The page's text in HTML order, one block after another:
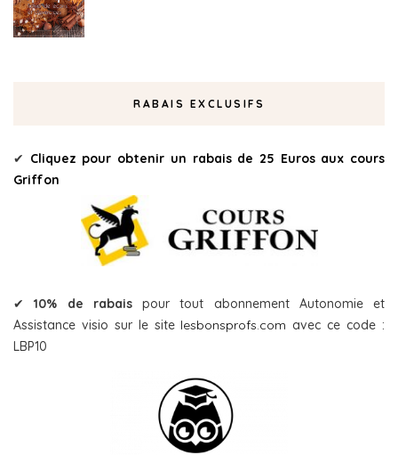
RABAIS EXCLUSIFS
✔ Cliquez pour obtenir un rabais de 25 Euros aux cours
Griffon
✔10% de rabaispour tout abonnement Autonomie et
Assistance visio sur le site lesbonsprofs.com avec ce code :
LBP10